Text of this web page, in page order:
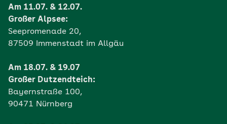
Am 11.07. & 12.07.
Großer Alpsee:
Seepromenade 20,
87509 Immenstadt im Allgäu
Am 18.07. & 19.07
Großer Dutzendteich:
Bayernstraße 100,
90471 Nürnberg